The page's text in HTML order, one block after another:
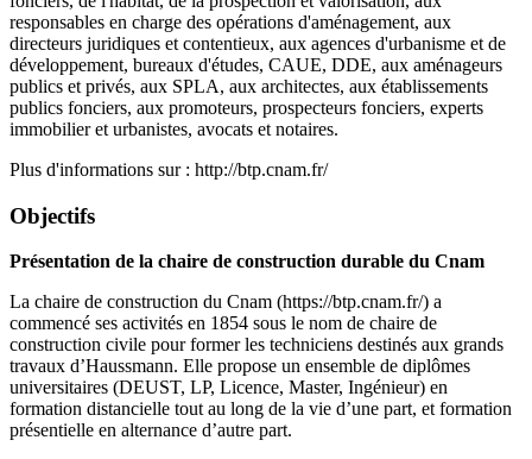
responsables en charge des opérations d'aménagement, aux
directeurs juridiques et contentieux, aux agences d'urbanisme et de
développement, bureaux d'études, CAUE, DDE, aux aménageurs
publics et privés, aux SPLA, aux architectes, aux établissements
publics fonciers, aux promoteurs, prospecteurs fonciers, experts
immobilier et urbanistes, avocats et notaires.
Plus d'informations sur : http://btp.cnam.fr/
Objectifs
Présentation de la chaire de construction durable du Cnam
La chaire de construction du Cnam (https://btp.cnam.fr/) a
commencé ses activités en 1854 sous le nom de chaire de
construction civile pour former les techniciens destinés aux grands
travaux d’Haussmann. Elle propose un ensemble de diplômes
universitaires (DEUST, LP, Licence, Master, Ingénieur) en
formation distancielle tout au long de la vie d’une part, et formation
présentielle en alternance d’autre part.